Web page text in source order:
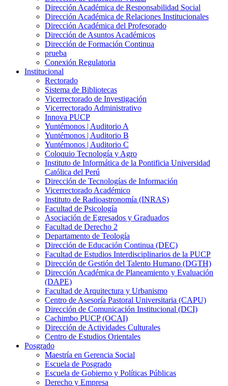
Dirección Académica de Responsabilidad Social
Dirección Académica de Relaciones Institucionales
Dirección Académica del Profesorado
Dirección de Asuntos Académicos
Dirección de Formación Continua
prueba
Conexión Regulatoria
Institucional
Rectorado
Sistema de Bibliotecas
Vicerrectorado de Investigación
Vicerrectorado Administrativo
Innova PUCP
Yuntémonos | Auditorio A
Yuntémonos | Auditorio B
Yuntémonos | Auditorio C
Coloquio Tecnología y Agro
Instituto de Informática de la Pontificia Universidad
Católica del Perú
Dirección de Tecnologías de Información
Vicerrectorado Académico
Instituto de Radioastronomía (INRAS)
Facultad de Psicología
Asociación de Egresados y Graduados
Facultad de Derecho 2
Departamento de Teología
Dirección de Educación Continua (DEC)
Facultad de Estudios Interdisciplinarios de la PUCP
Dirección de Gestión del Talento Humano (DGTH)
Dirección Académica de Planeamiento y Evaluación
(DAPE)
Facultad de Arquitectura y Urbanismo
Centro de Asesoría Pastoral Universitaria (CAPU)
Dirección de Comunicación Institucional (DCI)
Cachimbo PUCP (OCAI)
Dirección de Actividades Culturales
Centro de Estudios Orientales
Posgrado
Maestría en Gerencia Social
Escuela de Posgrado
Escuela de Gobierno y Políticas Públicas
Derecho y Empresa